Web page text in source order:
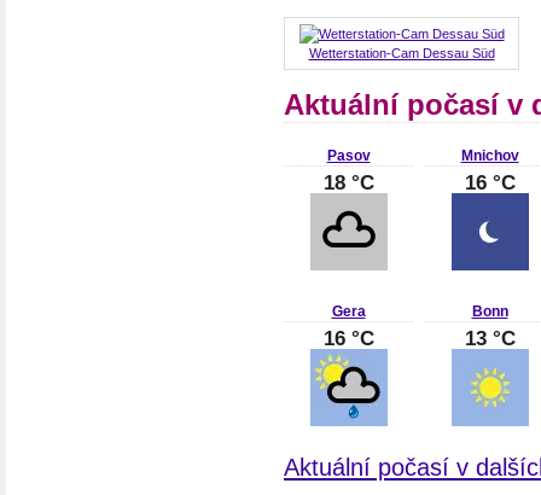
Wetterstation-Cam Dessau Süd
Aktuální počasí v
Pasov
18 °C
Mnichov
16 °C
Gera
16 °C
Bonn
13 °C
Aktuální počasí v